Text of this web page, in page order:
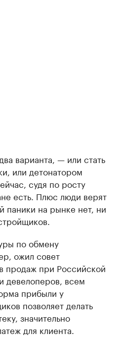
варианта, — или стать
или детонатором
судя по росту
есть. Плюс люди верят
паники на рынке нет, ни
по обмену
ожил совет
продаж при Российской
девелоперов, всем
прибыли у
позволяет делать
значительно
для клиента.